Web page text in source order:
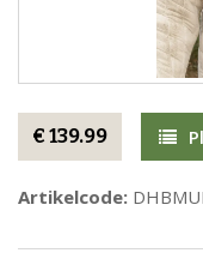
€ 139.99
Artikelcode: